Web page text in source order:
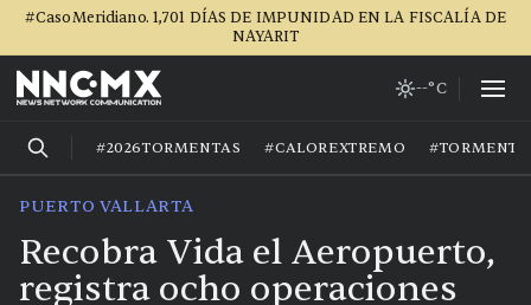
#CasoMeridiano. 1,701 DÍAS DE IMPUNIDAD EN LA FISCALÍA DE
NAYARIT
--°C
#2026TORMENTAS #CALOREXTREMO
PUERTO VALLARTA
Recobra Vida el Aeropuerto,
registra ocho operaciones